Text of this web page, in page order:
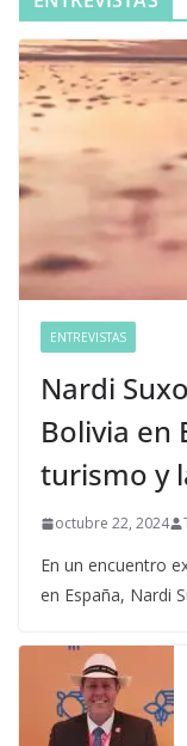
ENTREVISTAS
Nardi
Bolivia en
turismo y
octubre 22, 2024
En un encuentro
en España, Nardi